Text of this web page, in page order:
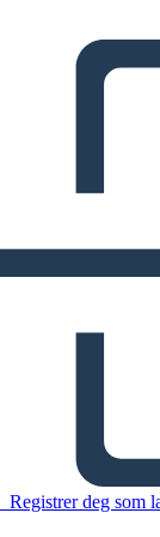
Registrer deg som